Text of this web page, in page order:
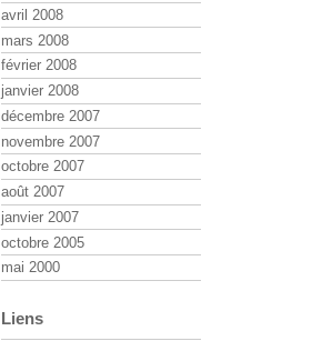
avril 2008
mars 2008
février 2008
janvier 2008
décembre 2007
novembre 2007
octobre 2007
août 2007
janvier 2007
octobre 2005
mai 2000
Liens